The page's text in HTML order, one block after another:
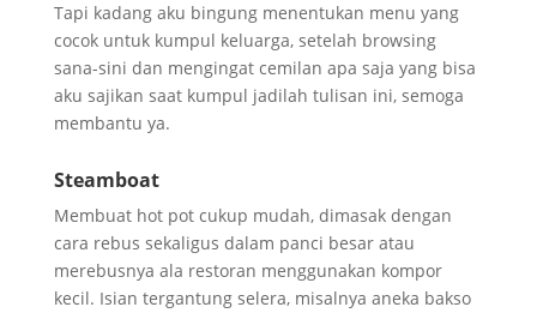
Tapi kadang aku bingung menentukan menu yang
cocok untuk kumpul keluarga, setelah browsing
sana-sini dan mengingat cemilan apa saja yang bisa
aku sajikan saat kumpul jadilah tulisan ini, semoga
membantu ya.
Steamboat
Membuat hot pot cukup mudah, dimasak dengan
cara rebus sekaligus dalam panci besar atau
merebusnya ala restoran menggunakan kompor
kecil. Isian tergantung selera, misalnya aneka bakso